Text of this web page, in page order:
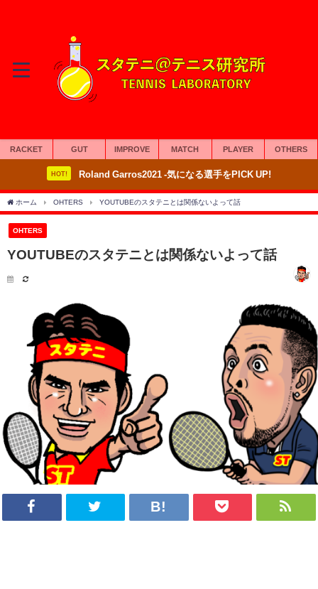
RACKET GUT IMPROVE MATCH PLAYER OTHERS
HOT! Roland Garros2021 -気になる選手をPICK UP!
ホーム OHTERS YOUTUBEのスタテニとは関係ないよって話
OHTERS
YOUTUBEのスタテニとは関係ないよって話